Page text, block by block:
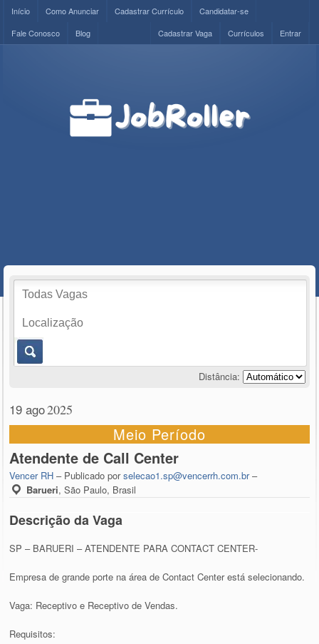
Início Como Anunciar Cadastrar Currículo
Candidatar-se
Fale Conosco
Blog Entrar
Currículos
Cadastrar Vaga
Distância:
19 ago2025
Meio Período
Atendente de Call Center
Vencer RH – Publicado porselecao1.sp@vencerrh.com.br–
Barueri,São Paulo, Brasil
Descrição da Vaga
SP – BARUERI – ATENDENTE PARA CONTACT CENTER-
Empresa de grande porte na área de Contact Center está selecionando.
Vaga: Receptivo e Receptivo de Vendas.
Requisitos: